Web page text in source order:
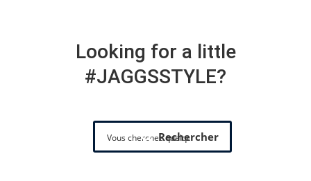
Looking for a little
#JAGGSSTYLE?
Rechercher